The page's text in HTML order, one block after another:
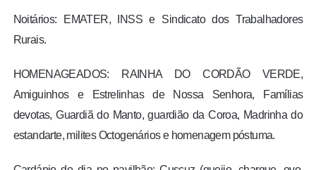
Noitários: EMATER, INSS e Sindicato dos Trabalhadores
Rurais.
HOMENAGEADOS: RAINHA DO CORDÃO VERDE,
Amiguinhos e Estrelinhas de Nossa Senhora, Famílias
devotas, Guardiã do Manto, guardião da Coroa, Madrinha do
estandarte, milites Octogenários e homenagem póstuma.